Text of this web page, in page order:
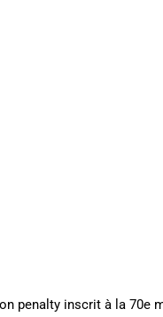
penalty inscrit à la